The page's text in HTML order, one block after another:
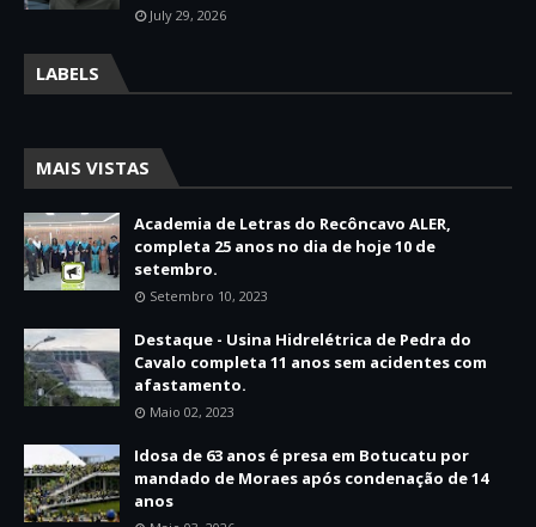
July 29, 2026
LABELS
MAIS VISTAS
Academia de Letras do Recôncavo ALER,
completa 25 anos no dia de hoje 10 de
setembro.
Setembro 10, 2023
Destaque - Usina Hidrelétrica de Pedra do
Cavalo completa 11 anos sem acidentes com
afastamento.
Maio 02, 2023
Idosa de 63 anos é presa em Botucatu por
mandado de Moraes após condenação de 14
anos